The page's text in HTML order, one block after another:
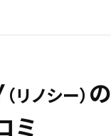
（リノシー） の
ミ